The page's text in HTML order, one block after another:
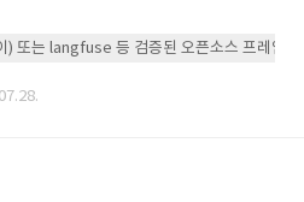
또는 langfuse 등 검증된 오픈소스 프레임워